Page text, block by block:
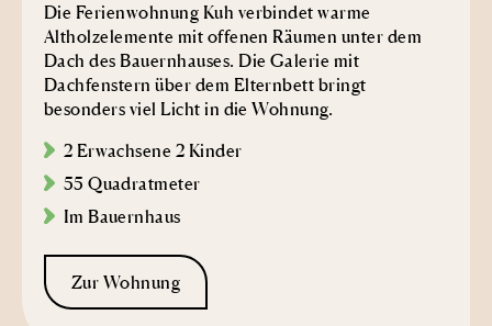
Die Ferienwohnung Kuh verbindet warme
Altholzelemente mit offenen Räumen unter dem
Dach des Bauernhauses. Die Galerie mit
Dachfenstern über dem Elternbett bringt
besonders viel Licht in die Wohnung.
2 Erwachsene 2 Kinder
55 Quadratmeter
Im Bauernhaus
Zur Wohnung